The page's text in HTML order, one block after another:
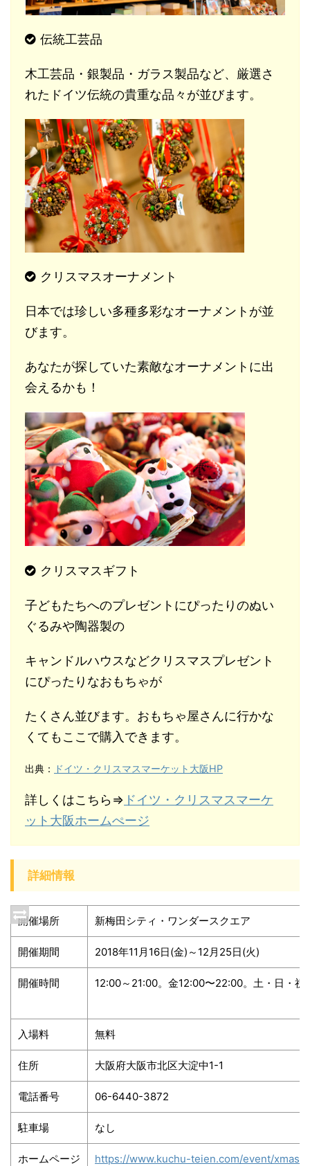
伝統工芸品
木工芸品・銀製品・ガラス製品など、厳選さ
れたドイツ伝統の貴重な品々が並びます。
クリスマスオーナメント
日本では珍しい多種多彩なオーナメントが並
びます。
あなたが探していた素敵なオーナメントに出
会えるかも！
クリスマスギフト
子どもたちへのプレゼントにぴったりのぬい
ぐるみや陶器製の
キャンドルハウスなどクリスマスプレゼント
にぴったりなおもちゃが
たくさん並びます。おもちゃ屋さんに行かな
くてもここで購入できます。
出典： ドイツ・クリスマスマーケット大阪HP
詳しくはこちら⇒ ドイツ・クリスマスマーケ
ット大阪ホームぺージ
詳細情報
開催場所 新梅田シティ・ワンダースクエア
開催期間 2018年11月16日(金)～12月25日(火)
開催時間 12:00～21:00。金12:00〜22:00。土・日・
入場料 無料
住所 大阪府大阪市北区大淀中1-1
電話番号 06-6440-3872
駐車場 なし
ホームページ https://www.kuchu-teien.com/event/xmas/